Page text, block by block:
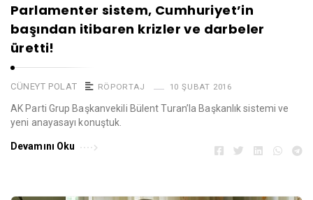
Parlamenter sistem, Cumhuriyet’in
başından itibaren krizler ve darbeler
üretti!
CÜNEYT POLAT RÖPORTAJ 10 ŞUBAT 2016
AK Parti Grup Başkanvekili Bülent Turan’la Başkanlık sistemi ve
yeni anayasayı konuştuk.
Devamını Oku